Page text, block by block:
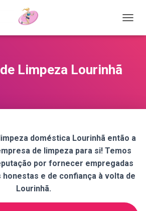
O
T
I
Limpeza Lourinhã
doméstica Lourinhã então a
de limpeza para si! Temos
por fornecer empregadas
e de confiança à volta de
Lourinhã.